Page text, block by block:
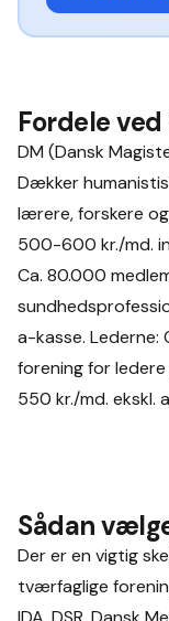
Fordele
DM (Dansk
Dækker
lærere, forskere
500-600 kr./md.
Ca. 80.000
a-kasse. Lederne:
forening for
550 kr./md. ekskl.
Sådan
Der er en vigtig
tværfaglige